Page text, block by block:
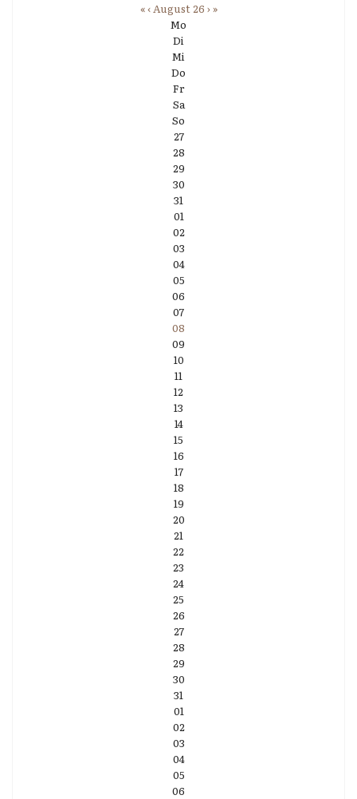
«‹August 26 ›»
Mo
Di
Mi
Do
Fr
Sa
So
27
28
29
30
31
01
02
03
04
05
06
07
08
09
10
11
12
13
14
15
16
17
18
19
20
21
22
23
24
25
26
27
28
29
30
31
01
02
03
04
05
06